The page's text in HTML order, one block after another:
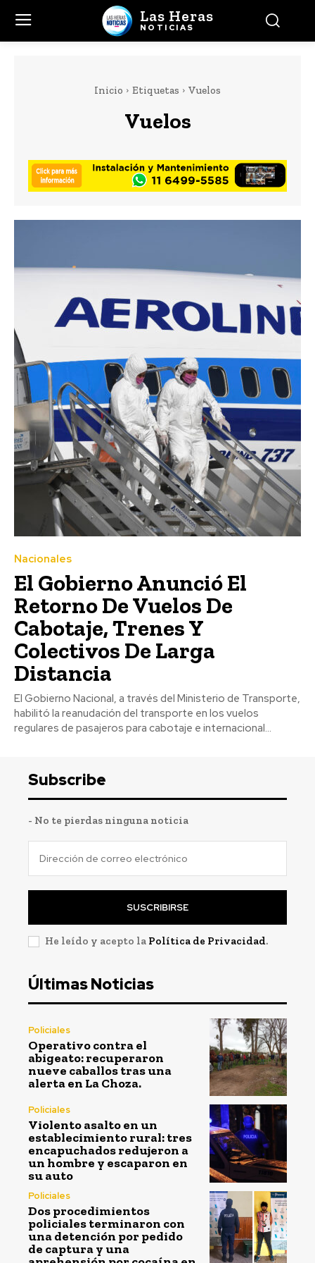
Las Heras
NOTICIAS
Inicio Etiquetas Vuelos
Vuelos
Nacionales
El Gobierno Anunció El
Retorno De Vuelos De
Cabotaje, Trenes Y
Colectivos De Larga
Distancia
El Gobierno Nacional, a través del Ministerio de Transporte,
habilitó la reanudación del transporte en los vuelos
regulares de pasajeros para cabotaje e internacional...
Subscribe
- No te pierdas ninguna noticia
SUSCRIBIRSE
He leído y acepto la Política de Privacidad.
Últimas Noticias
Policiales
Operativo contra el
abigeato: recuperaron
nueve caballos tras una
alerta en La Choza.
Policiales
Violento asalto en un
establecimiento rural: tres
encapuchados redujeron a
un hombre y escaparon en
su auto
Policiales
Dos procedimientos
policiales terminaron con
una detención por pedido
de captura y una